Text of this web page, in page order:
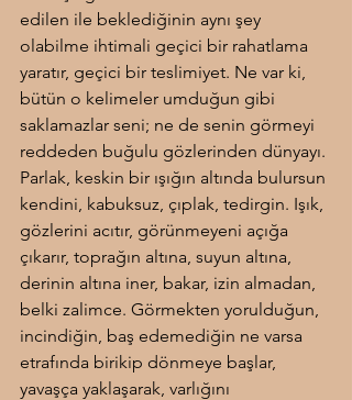
edilen ile beklediğinin aynı şey
olabilme ihtimali geçici bir rahatlama
yaratır, geçici bir teslimiyet. Ne var ki,
bütün o kelimeler umduğun gibi
saklamazlar seni; ne de senin görmeyi
reddeden buğulu gözlerinden dünyayı.
Parlak, keskin bir ışığın altında bulursun
kendini, kabuksuz, çıplak, tedirgin. Işık,
gözlerini acıtır, görünmeyeni açığa
çıkarır, toprağın altına, suyun altına,
derinin altına iner, bakar, izin almadan,
belki zalimce. Görmekten yorulduğun,
incindiğin, baş edemediğin ne varsa
etrafında birikip dönmeye başlar,
yavaşça yaklaşarak, varlığını